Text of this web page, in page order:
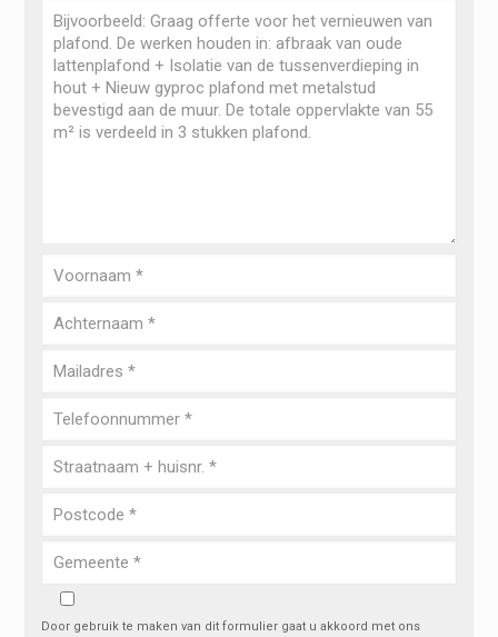
Door gebruik te maken van dit formulier gaat u akkoord met ons